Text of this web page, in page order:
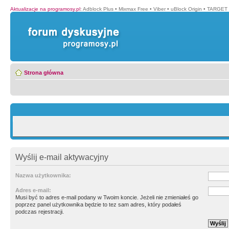
Aktualizacje na programosy.pl: Adblock Plus • Mixmax Free • Viber • uBlock Origin •
Strona główna
Wyślij e-mail aktywacyjny
Nazwa użytkownika:
Adres e-mail:
Musi być to adres e-mail podany w Twoim koncie. Jeżeli nie zmieniałeś go
poprzez panel użytkownika będzie to tez sam adres, który podałeś
podczas rejestracji.